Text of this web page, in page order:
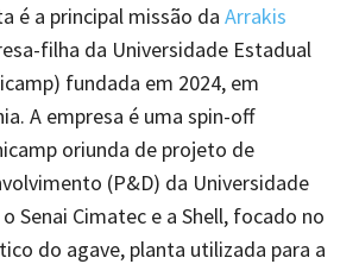
é a principal missão da Arrakis
filha da Universidade Estadual
fundada em 2024, em
A empresa é uma spin-off
oriunda de projeto de
(P&D) da Universidade
Senai Cimatec e a Shell, focado no
do agave, planta utilizada para a